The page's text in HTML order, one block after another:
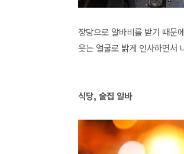
장당으로 알바비를 받기 때문
웃는 얼굴로 밝게 인사하면서
식당, 술집 알바